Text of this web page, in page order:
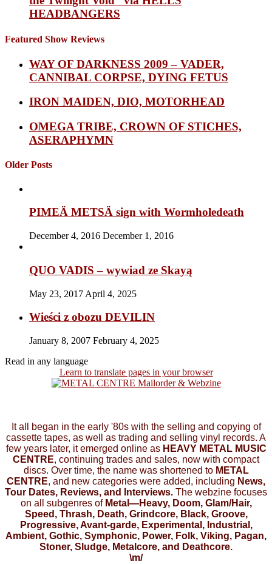
HEADBANGERS
Featured Show Reviews
WAY OF DARKNESS 2009 – VADER,
CANNIBAL CORPSE, DYING FETUS
IRON MAIDEN, DIO, MOTORHEAD
OMEGA TRIBE, CROWN OF STICHES,
ASERAPHYMN
Older Posts
PIMEÄ METSÄ sign with Wormholedeath
December 4, 2016 December 1, 2016
QUO VADIS – wywiad ze Skayą
May 23, 2017 April 4, 2025
Wieści z obozu DEVILIN
January 8, 2007 February 4, 2025
Read in any language
Learn to translate pages in your browser
It all began in the early '80s with the selling and copying of
cassette tapes, as well as trading and selling vinyl records. A
few years later, it emerged online as HEAVY METAL MUSIC
CENTRE, continuing trades and sales, now with compact
discs. Over time, the name was shortened to METAL
CENTRE, and new categories were added, including News,
Tour Dates, Reviews, and Interviews. The webzine focuses
on all subgenres of Metal—Heavy, Doom, Glam/Hair,
Speed, Thrash, Death, Grindcore, Black, Groove,
Progressive, Avant-garde, Experimental, Industrial,
Ambient, Gothic, Symphonic, Power, Folk, Viking, Pagan,
Stoner, Sludge, Metalcore, and Deathcore.
\m/